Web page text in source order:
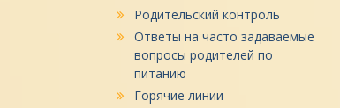
Родительский контроль
Ответы на часто задаваемые
вопросы родителей по
питанию
Горячие линии